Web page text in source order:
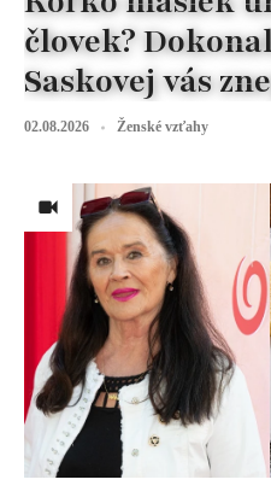
človek?
Saskovej vás
02.08.2026 Ženské vzťahy